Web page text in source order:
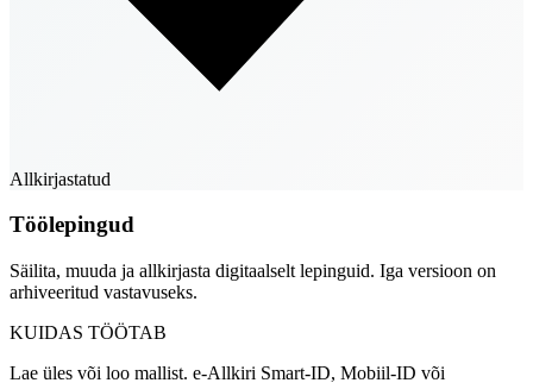
Allkirjastatud
Töölepingud
Säilita, muuda ja allkirjasta digitaalselt lepinguid. Iga versioon on
arhiveeritud vastavuseks.
KUIDAS TÖÖTAB
Lae üles või loo mallist. e-Allkiri Smart-ID, Mobiil-ID või